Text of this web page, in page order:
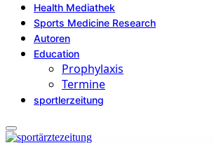
Health Mediathek
Sports Medicine Research
Autoren
Education
Prophylaxis
Termine
sportlerzeitung